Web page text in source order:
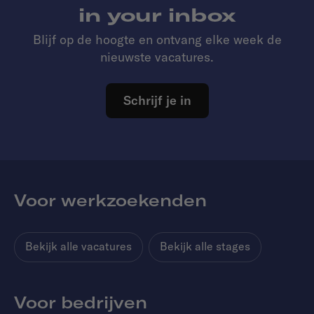
in your inbox
Blijf op de hoogte en ontvang elke week de
nieuwste vacatures.
Schrijf je in
Voor werkzoekenden
Bekijk alle vacatures Bekijk alle stages
Voor bedrijven